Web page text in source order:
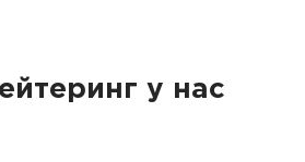
у нас